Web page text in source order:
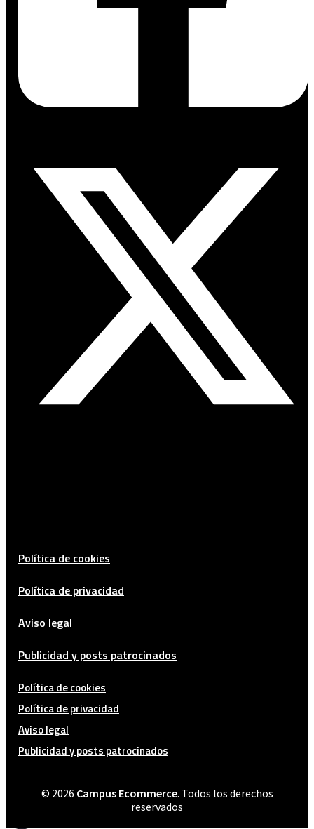
Política de cookies
Política de privacidad
Aviso legal
Publicidad y posts patrocinados
Política de cookies
Política de privacidad
Aviso legal
Publicidad y posts patrocinados
© 2026 Campus Ecommerce. Todos los derechos
reservados